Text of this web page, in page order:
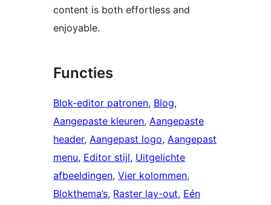
content is both effortless and
enjoyable.
Functies
Blok-editor patronen, Blog
Aangepaste kleuren, Aangepaste
header, Aangepast logo, Aangepast
menu, Editor stijl, Uitgelichte
afbeeldingen, Vier kolommen
Blokthema’s, Raster lay-out, Eén